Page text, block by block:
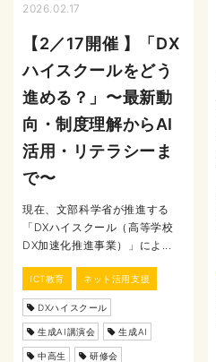
2026.02.17
【2／17開催 】「DX
ハイスクールをどう
進める？」〜最新動
向・制度理解からAI
活用・リテラシーま
で〜
現在、文部科学省が推進する
「DXハイスクール（高等学校
DX加速化推進事業）」によ...
ICT教育 ネット活用支援
DXハイスクール
生成AI講演会 生成AI
中高生 研修会